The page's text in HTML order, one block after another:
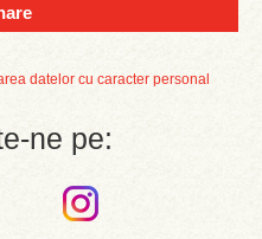
datelor cu caracter personal
ne pe: